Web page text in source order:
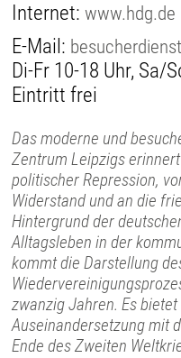
Internet:www.hdg.de
E-Mail:
Di-Fr 10-18 Uhr, Sa/
Eintritt frei
Das moderne und
Zentrum Leipzigs
politischer Repression,
Widerstand und an die
Hintergrund der
Alltagsleben in der
kommt die Darstellung
zwanzig Jahren. Es
Auseinandersetzung mit
Ende des Zweiten